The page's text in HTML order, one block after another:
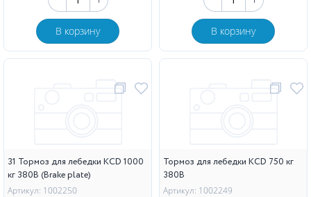
В корзину В корзину
31 Тормоз для лебедки KCD 1000
кг 380В (Brake plate)
Артикул: 1002250
Тормоз для лебедки KCD 750 кг
380В
Артикул: 1002249